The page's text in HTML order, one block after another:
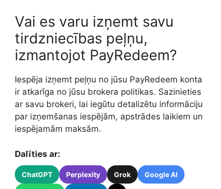
Vai es varu izņemt savu
tirdzniecības peļņu,
izmantojot PayRedeem?
Iespēja izņemt peļņu no jūsu PayRedeem konta
ir atkarīga no jūsu brokera politikas. Sazinieties
ar savu brokeri, lai iegūtu detalizētu informāciju
par izņemšanas iespējām, apstrādes laikiem un
iespējamām maksām.
Dalīties ar:
ChatGPT Perplexity Grok Google AI